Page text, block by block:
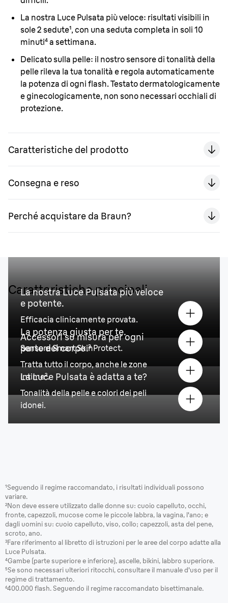
La nostra Luce Pulsata più veloce: risultati visibili in
sole 2 sedute¹, con una seduta completa in soli 10
minuti⁴ a settimana.
Delicato sulla pelle: il nostro sensore di tonalità della
pelle rileva la tua tonalità e regola automaticamente
la potenza di ogni flash. Testato dermatologicamente
e ginecologicamente, non sono necessari occhiali di
protezione.
Caratteristiche del prodotto
Consegna e reso
Perché acquistare da Braun?
Caratteristiche principali
La nostra Luce Pulsata più veloce
e potente.
Efficacia clinicamente provata.
La potenza giusta per te.
Sensore Smart SkinProtect.
Accessori su misura per ogni
parte del corpo.³
Tratta tutto il corpo, anche le zone
intime².
La Luce Pulsata è adatta a te?
Tonalità della pelle e colori dei peli
idonei.
¹Seguendo il regime raccomandato, i risultati individuali possono
variare.
²Non deve essere utilizzato dalle donne su: cuoio capelluto, occhi,
fronte, capezzoli, mucose come le piccole labbra, la vagina, l'ano; e
dagli uomini su: cuoio capelluto, viso, collo; capezzoli, asta del pene,
scroto, ano.
³Fare riferimento al libretto di istruzioni per le aree del corpo adatte alla
Luce Pulsata.
⁴Gambe (parte superiore e inferiore), ascelle, bikini, labbro superiore.
⁵Se sono necessari ulteriori ritocchi, consultare il manuale d'uso per il
regime di trattamento.
⁶400.000 flash. Seguendo il regime raccomandato bisettimanale.